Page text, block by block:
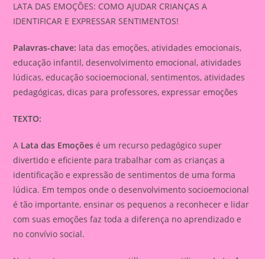
LATA DAS EMOÇÕES: COMO AJUDAR CRIANÇAS A
IDENTIFICAR E EXPRESSAR SENTIMENTOS!
Palavras-chave: lata das emoções, atividades emocionais,
educação infantil, desenvolvimento emocional, atividades
lúdicas, educação socioemocional, sentimentos, atividades
pedagógicas, dicas para professores, expressar emoções
TEXTO:
A Lata das Emoções é um recurso pedagógico super
divertido e eficiente para trabalhar com as crianças a
identificação e expressão de sentimentos de uma forma
lúdica. Em tempos onde o desenvolvimento socioemocional
é tão importante, ensinar os pequenos a reconhecer e lidar
com suas emoções faz toda a diferença no aprendizado e
no convívio social.